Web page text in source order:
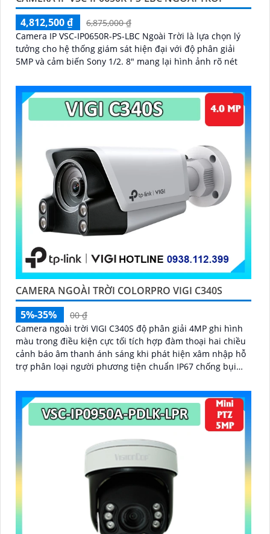
4,812,500 ₫
6,875,000 ₫
Camera IP VSC-IP0650R-PS-LBC Ngoài Trời là lựa chọn lý
tưởng cho hệ thống giám sát hiện đại với độ phân giải
5MP và cảm biến Sony 1/2. 8" mang lại hình ảnh rõ nét
CAMERA NGOÀI TRỜI COLORPRO VIGI C340S
5%-35%
00 ₫
Camera ngoài trời VIGI C340S độ phân giải 4MP ghi hình
màu trong điều kiện cực tối tích hợp đàm thoại hai chiều
cảnh báo âm thanh ánh sáng khi phát hiện xâm nhập hỗ
trợ phân loại người phương tiện chuẩn IP67 chống bụi
VIGI App